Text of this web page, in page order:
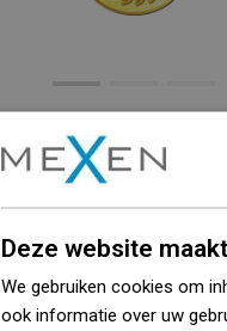
Zie alles
Deze website
We gebruiken cookies om
ook informatie over uw